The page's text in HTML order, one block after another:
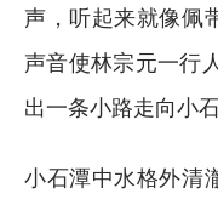
声，听起来就像佩
声音使林宗元一行
出一条小路走向小石
小石潭中水格外清